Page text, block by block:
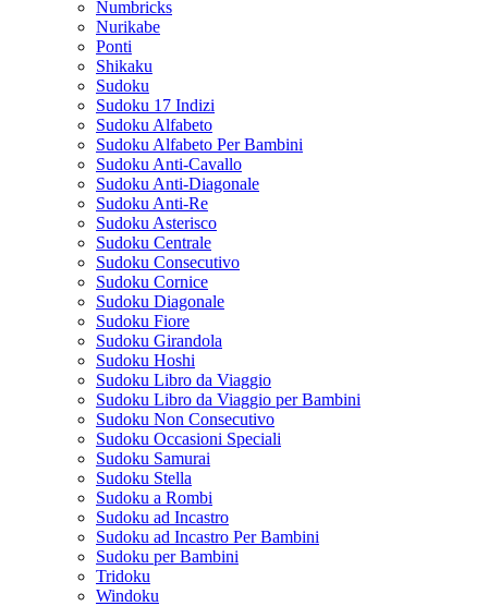
Numbricks
Nurikabe
Ponti
Shikaku
Sudoku
Sudoku 17 Indizi
Sudoku Alfabeto
Sudoku Alfabeto Per Bambini
Sudoku Anti-Cavallo
Sudoku Anti-Diagonale
Sudoku Anti-Re
Sudoku Asterisco
Sudoku Centrale
Sudoku Consecutivo
Sudoku Cornice
Sudoku Diagonale
Sudoku Fiore
Sudoku Girandola
Sudoku Hoshi
Sudoku Libro da Viaggio
Sudoku Libro da Viaggio per Bambini
Sudoku Non Consecutivo
Sudoku Occasioni Speciali
Sudoku Samurai
Sudoku Stella
Sudoku a Rombi
Sudoku ad Incastro
Sudoku ad Incastro Per Bambini
Sudoku per Bambini
Tridoku
Windoku